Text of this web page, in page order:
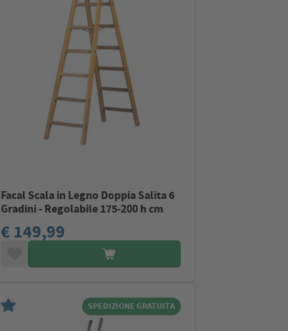
Facal Scala in Legno Doppia Salita 6
Gradini - Regolabile 175-200 h cm
€ 149,99
SPEDIZIONE GRATUITA